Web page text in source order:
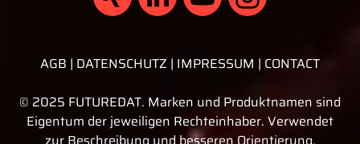
AGB DATENSCHUTZ IMPRESSUM CONTACT
© 2025 FUTUREDAT. Marken und Produktnamen sind
Eigentum der jeweiligen Rechteinhaber. Verwendet